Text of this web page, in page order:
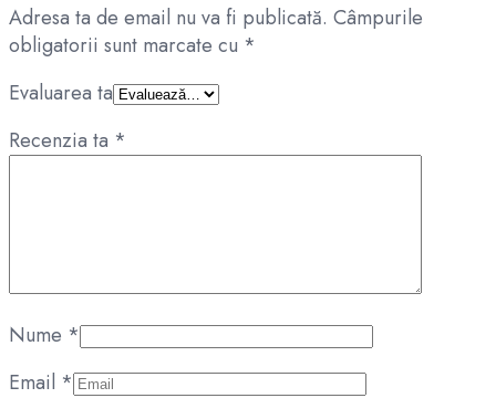
Adresa ta de email nu va fi publicată. Câmpurile
obligatorii sunt marcate cu *
Evaluarea ta
Recenzia ta *
Nume *
Email *